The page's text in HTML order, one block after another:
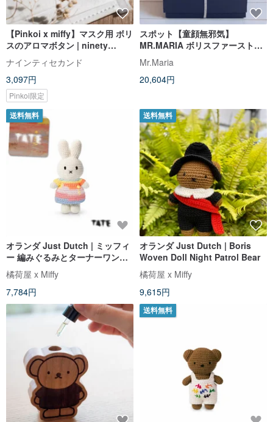
【Pinkoi x miffy】マスク用 ボリ
スのアロマボタン | ninety
ナインティセカンド
3,097円
Pinkoi限定
スポット【童顔無邪気】
MR.MARIA ボリスファーストラ
ンプ ボボベア LEDランプ
Mr.Maria
20,604円
送料無料
オランダ Just Dutch | ミッフィ
ー 編みぐるみとターナーワンピ
ース
橘荷屋 x Miffy
7,784円
送料無料
オランダ Just Dutch | Boris
Woven Doll Night Patrol Bear
橘荷屋 x Miffy
9,615円
送料無料